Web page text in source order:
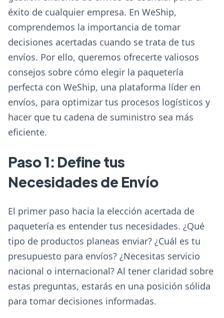
éxito de cualquier empresa. En WeShip,
comprendemos la importancia de tomar
decisiones acertadas cuando se trata de tus
envíos. Por ello, queremos ofrecerte valiosos
consejos sobre cómo elegir la paquetería
perfecta con WeShip, una plataforma líder en
envíos, para optimizar tus procesos logísticos y
hacer que tu cadena de suministro sea más
eficiente.
Paso 1: Define tus
Necesidades de Envío
El primer paso hacia la elección acertada de
paquetería es entender tus necesidades. ¿Qué
tipo de productos planeas enviar? ¿Cuál es tu
presupuesto para envíos? ¿Necesitas servicio
nacional o internacional? Al tener claridad sobre
estas preguntas, estarás en una posición sólida
para tomar decisiones informadas.